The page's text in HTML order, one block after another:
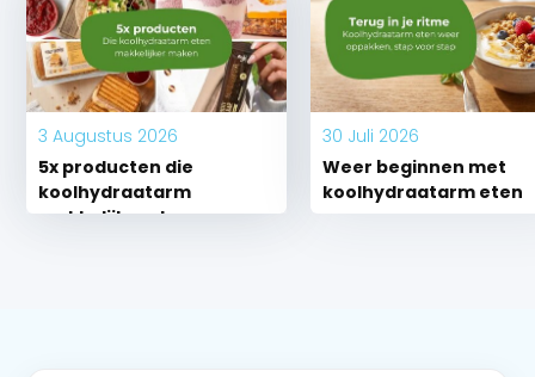
3 Augustus 2026
5x producten die
koolhydraatarm
makkelijk maken
30 Juli 2026
Weer beginnen met
koolhydraatarm eten